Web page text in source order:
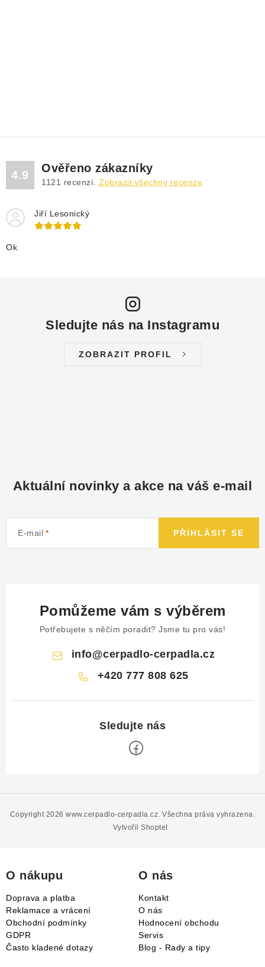
4.9
Ověřeno zákazníky
1121 recenzí. Zobrazit všechny recenze
Jiří Lesonický
Ok
Sledujte nás na Instagramu
ZOBRAZIT PROFIL
Aktuální novinky a akce na váš e-mail
E-mail PŘIHLÁSIT SE
Pomůžeme vám s výběrem
Potřebujete s něčím poradit? Jsme tu pro vás!
info@cerpadlo-cerpadla.cz
+420 777 808 625
Vytvořil Shoptet
Copyright 2026www.cerpadlo-cerpadla.cz. Všechna práva vyhrazena.
O nákupu
Doprava a platba
Reklamace a vrácení
Obchodní podmínky
GDPR
Často kladené dotazy
O nás
Kontakt
O nás
Hodnocení obchodu
Servis
Blog - Rady a tipy